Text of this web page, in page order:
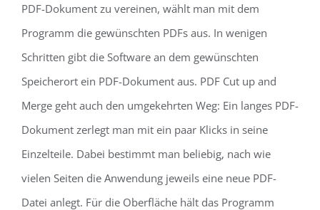
PDF-Dokument zu vereinen, wählt man mit dem
Programm die gewünschten PDFs aus. In wenigen
Schritten gibt die Software an dem gewünschten
Speicherort ein PDF-Dokument aus. PDF Cut up and
Merge geht auch den umgekehrten Weg: Ein langes PDF-
Dokument zerlegt man mit ein paar Klicks in seine
Einzelteile. Dabei bestimmt man beliebig, nach wie
vielen Seiten die Anwendung jeweils eine neue PDF-
Datei anlegt. Für die Oberfläche hält das Programm